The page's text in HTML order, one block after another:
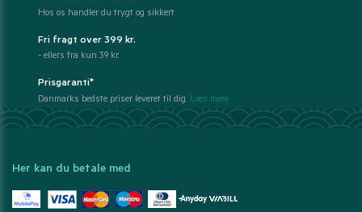
Hos os handler du trygt og sikkert
Fri fragt over 399 kr.
- ellers fra kun 39 kr.
Prisgaranti*
Danmarks bedste priser leveret til dig. Læs mere
Her kan du betale med